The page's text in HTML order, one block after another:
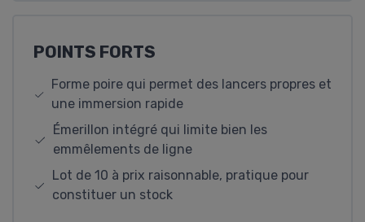
POINTS FORTS
Forme poire qui permet des lancers propres et
une immersion rapide
Émerillon intégré qui limite bien les
emmêlements de ligne
Lot de 10 à prix raisonnable, pratique pour
constituer un stock